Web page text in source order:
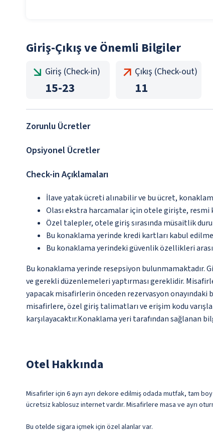
Giriş-Çıkış ve Önemli Bilgiler
Giriş (Check-in)
15-23
Çıkış (Check-out)
11
Zorunlu Ücretler
Opsiyonel Ücretler
Check-in Açıklamaları
İlave yatak ücreti alınabilir ve bu ücret,
Olası ekstra harcamalar için otele girişte,
Özel talepler, otele giriş sırasında müsaitlik
Bu konaklama yerinde kredi kartları kabul
Bu konaklama yerindeki güvenlik özellikleri
Bu konaklama yerinde resepsiyon bulunmamaktadır.
ve gerekli düzenlemeleri yaptırması gereklidir.
yapacak misafirlerin önceden rezervasyon
misafirlere, özel giriş talimatları ve erişim kodu
karşılayacaktır.Konaklama yeri tarafından sağlanan
Otel Hakkında
Misafirler için 6 ayrı ayrı dekore edilmiş odada mutfak, tam
ücretsiz kablosuz internet vardır. Misafirlere masa ve ayrı
Bu otelde sigara içmek için özel alanlar var.